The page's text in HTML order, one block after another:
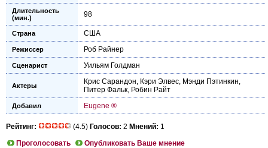
Длительность
(мин.)
98
Страна США
Режиссер Роб Райнер
Сценарист Уильям Голдман
Актеры Крис Сарандон, Кэри Элвес, Мэнди Пэтинкин,
Питер Фальк, Робин Райт
Добавил Eugene ®
Рейтинг: (4.5) Голосов: 2 Мнений: 1
Проголосовать
Опубликовать Ваше мнение